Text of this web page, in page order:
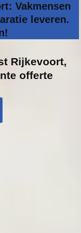
Vakmensen
leveren.
Rijkevoort,
offerte